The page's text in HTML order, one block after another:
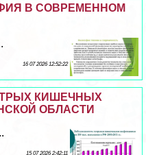
В СОВРЕМЕННОМ
16 07 2026 12:52:22
КИШЕЧНЫХ
ОБЛАСТИ
15 07 2026 2:42:11